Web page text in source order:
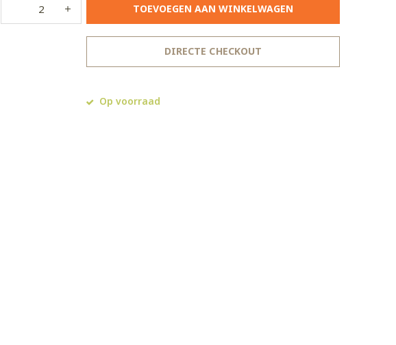
TOEVOEGEN AAN WINKELWAGEN
DIRECTE CHECKOUT
Op voorraad